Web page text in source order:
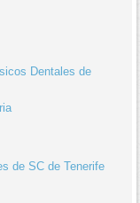
Dentales de
de SC de Tenerife